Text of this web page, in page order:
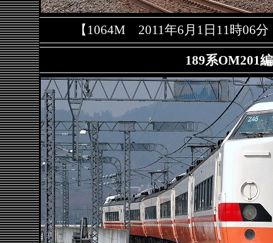
【1064M 2011年6月1日11時06
189系OM201